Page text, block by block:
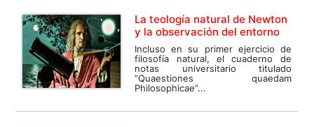
La teología natural de Newton
y la observación del entorno
Incluso en su primer ejercicio de
filosofía natural, el cuaderno de
notas universitario titulado
“Quaestiones quaedam
Philosophicae”...